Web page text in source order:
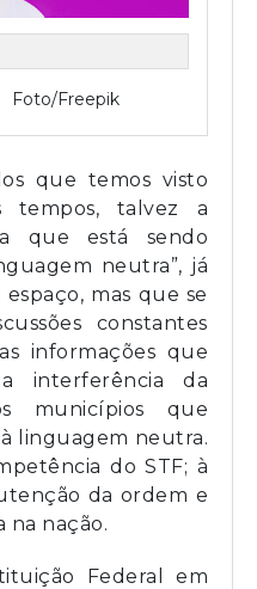
Foto/Freepik
que temos visto
tempos, talvez a
que está sendo
neutra”, já
mas que se
constantes
informações que
interferência da
municípios que
linguagem neutra.
do STF; à
da ordem e
na nação.
Federal em